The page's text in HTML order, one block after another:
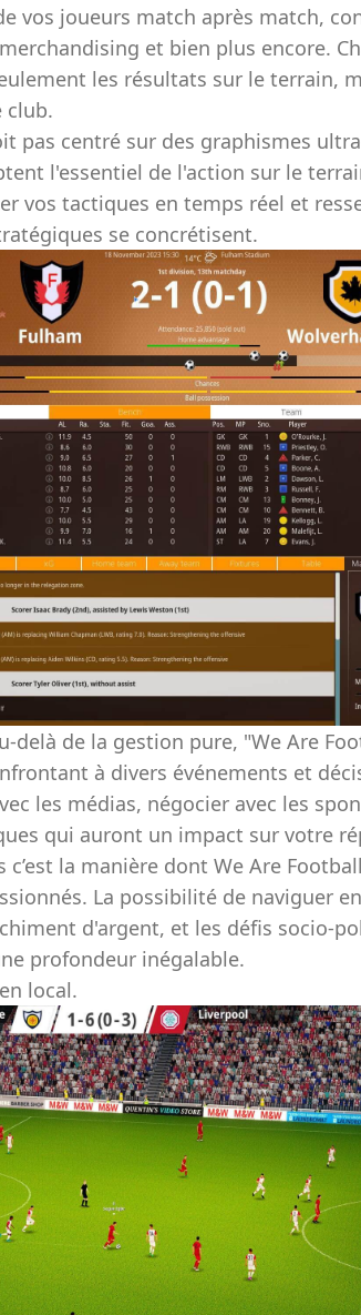
vos joueurs match après match,
et bien plus encore.
les résultats sur le terrain,
club.
pas centré sur des graphismes
l'essentiel de l'action sur le
vos tactiques en temps réel et
se concrétisent.
delà de la gestion pure, "We Are
à divers événements et
les médias, négocier avec les
qui auront un impact sur votre
la manière dont We Are
La possibilité de naviguer
d'argent, et les défis socio-
profondeur inégalable.
local.